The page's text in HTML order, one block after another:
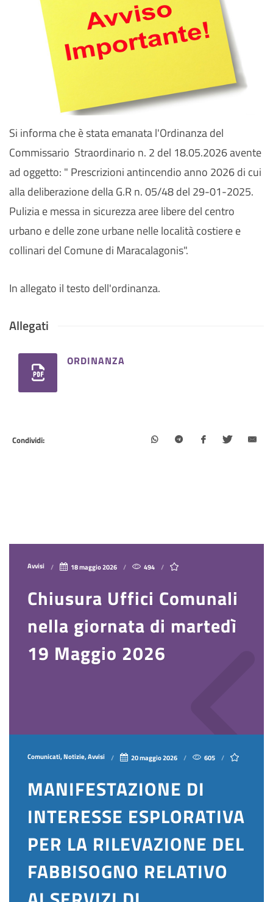
Si informa che è stata emanata l'Ordinanza del
Commissario Straordinario n. 2 del 18.05.2026 avente
ad oggetto: " Prescrizioni antincendio anno 2026 di cui
alla deliberazione della G.R n. 05/48 del 29-01-2025.
Pulizia e messa in sicurezza aree libere del centro
urbano e delle zone urbane nelle località costiere e
collinari del Comune di Maracalagonis".
In allegato il testo dell'ordinanza.
Allegati
ORDINANZA
Condividi:
Avvisi 18 maggio 2026 494
Chiusura Uffici Comunali
nella giornata di martedì
19 Maggio 2026
Comunicati, Notizie, Avvisi 20 maggio 2026 605
MANIFESTAZIONE DI
INTERESSE ESPLORATIVA
PER LA RILEVAZIONE DEL
FABBISOGNO RELATIVO